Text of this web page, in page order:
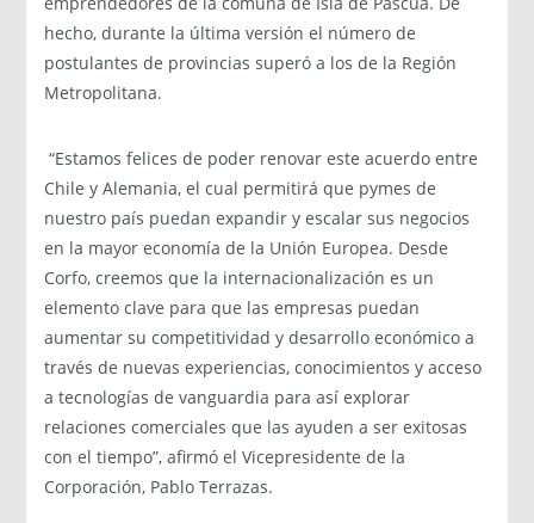
hecho, durante la última versión el número de
postulantes de provincias superó a los de la Región
Metropolitana.
“Estamos felices de poder renovar este acuerdo entre
Chile y Alemania, el cual permitirá que pymes de
nuestro país puedan expandir y escalar sus negocios
en la mayor economía de la Unión Europea. Desde
Corfo, creemos que la internacionalización es un
elemento clave para que las empresas puedan
aumentar su competitividad y desarrollo económico a
través de nuevas experiencias, conocimientos y acceso
a tecnologías de vanguardia para así explorar
relaciones comerciales que las ayuden a ser exitosas
con el tiempo”, afirmó el Vicepresidente de la
Corporación, Pablo Terrazas.